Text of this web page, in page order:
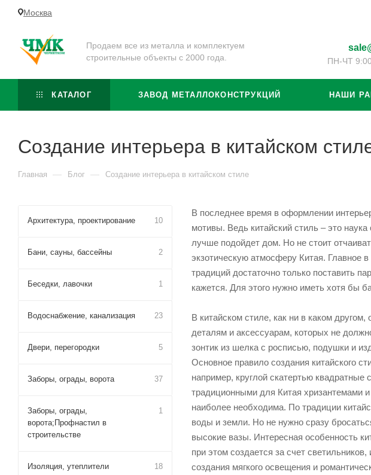
Москва
Продаем все из металла и комплектуем
строительные объекты с 2000 года.
ПН-ЧТ
КАТАЛОГ ЗАВОД МЕТАЛЛОКОНСТРУКЦИЙ НАШИ
Создание интерьера в китайском
Главная — Блог — Создание интерьера в китайском стиле
В последнее время в оформлении
мотивы. Ведь китайский стиль – это
лучше подойдет дом. Но не стоит
экзотическую атмосферу Китая. Главное
традиций достаточно только поставить
кажется. Для этого нужно иметь хотя бы
В китайском стиле, как ни в каком
деталям и аксессуарам, которых не
зонтик из шелка с росписью, подушки и
Основное правило создания китайского
например, круглой скатертью
традиционными для Китая хризантемами
наиболее необходима. По традиции
воды и земли. Но не нужно сразу
высокие вазы. Интересная особенность
при этом создается за счет
создания мягкого освещения и
Архитектура, проектирование 10
Бани, сауны, бассейны 2
Беседки, лавочки 1
Водоснабжение, канализация 23
Двери, перегородки 5
Заборы, ограды, ворота 37
Заборы, ограды,
ворота;Профнастил в
строительстве
1
Изоляция, утеплители 18